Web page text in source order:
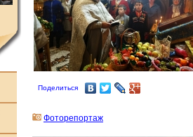
Поделиться
Фоторепортаж